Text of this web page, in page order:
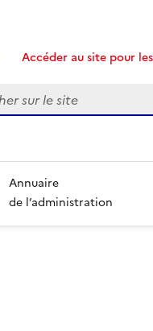
Accéder au site pour
Annuaire
de l’administration